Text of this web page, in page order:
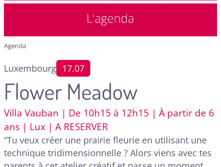
Agenda
Luxembourg 17.07
Flower Meadow
Villa Vauban | De 10h15 à 12h15 | À partir de 6
ans | Lux | A RESERVER
“Tu veux créer une prairie fleurie en utilisant une
technique tridimensionnelle ? Alors viens avec tes